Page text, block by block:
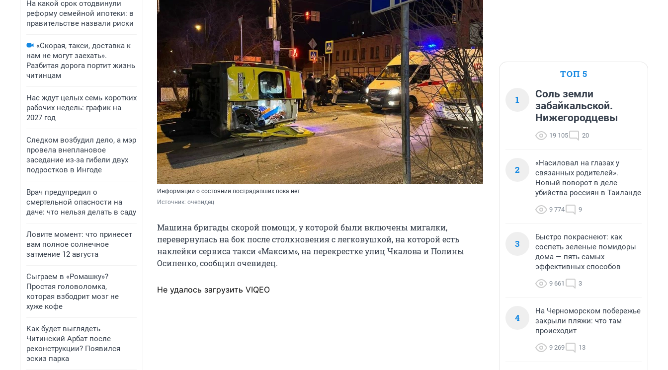
На какой срок отодвинули
реформу семейной ипотеки: в
правительстве назвали риски
«Скорая, такси, доставка к
нам не могут заехать».
Разбитая дорога портит жизнь
читинцам
Нас ждут целых семь коротких
рабочих недель: график на
2027 год
Следком возбудил дело, а мэр
провела внеплановое
заседание из-за гибели двух
подростков в Ингоде
Врач предупредил о
смертельной опасности на
даче: что нельзя делать в саду
Ловите момент: что принесет
вам полное солнечное
затмение 12 августа
Сыграем в «Ромашку»?
Простая головоломка,
которая взбодрит мозг не
хуже кофе
Как будет выглядеть
Читинский Арбат после
реконструкции? Появился
эскиз парка
Информации о состоянии пострадавших пока нет
Источник: очевидец
Машина бригады скорой помощи, у которой были включены мигалки,
перевернулась на бок после столкновения с легковушкой, на которой есть
наклейки сервиса такси «Максим», на перекрестке улиц Чкалова и Полины
Осипенко, сообщил очевидец.
Не удалось загрузить VIQEO
ТОП 5
1
Соль земли
забайкальской.
Нижегородцевы
19 105 20
2
«Насиловал на глазах у
связанных родителей».
Новый поворот в деле
убийства россиян в Таиланде
9 774 9
3
Быстро покраснеют: как
соспеть зеленые помидоры
дома — пять самых
эффективных способов
9 661 3
4
На Черноморском побережье
закрыли пляжи: что там
происходит
9 269 13